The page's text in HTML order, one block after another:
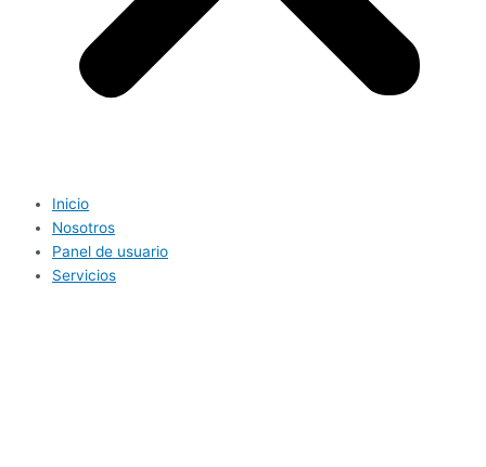
Inicio
Nosotros
Panel de usuario
Servicios